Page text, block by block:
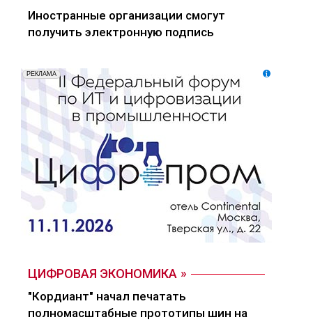
Иностранные организации смогут
получить электронную подпись
ЦИФРОВАЯ ЭКОНОМИКА
"Кордиант" начал печатать
полномасштабные прототипы шин на